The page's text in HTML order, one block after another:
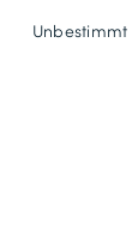
Unbestimmt